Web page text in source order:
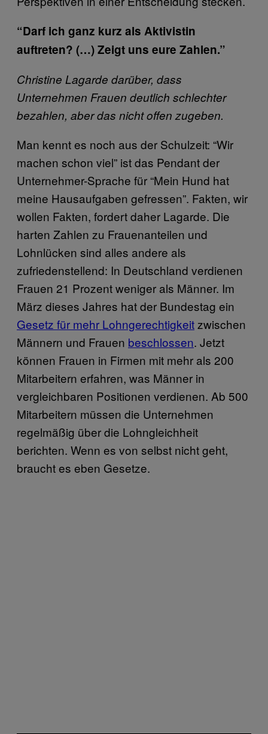
“Darf ich ganz kurz als Aktivistin
auftreten? (…) Zeigt uns eure Zahlen.”
Christine Lagarde darüber, dass
Unternehmen Frauen deutlich schlechter
bezahlen, aber das nicht offen zugeben.
Man kennt es noch aus der Schulzeit: “Wir
machen schon viel” ist das Pendant der
Unternehmer-Sprache für “Mein Hund hat
meine Hausaufgaben gefressen”. Fakten, wir
wollen Fakten, fordert daher Lagarde. Die
harten Zahlen zu Frauenanteilen und
Lohnlücken sind alles andere als
zufriedenstellend: In Deutschland verdienen
Frauen 21 Prozent weniger als Männer. Im
März dieses Jahres hat der Bundestag ein
Gesetz für mehr Lohngerechtigkeitzwischen
Männern und Frauen beschlossen. Jetzt
können Frauen in Firmen mit mehr als 200
Mitarbeitern erfahren, was Männer in
vergleichbaren Positionen verdienen. Ab 500
Mitarbeitern müssen die Unternehmen
regelmäßig über die Lohngleichheit
berichten. Wenn es von selbst nicht geht,
braucht es eben Gesetze.